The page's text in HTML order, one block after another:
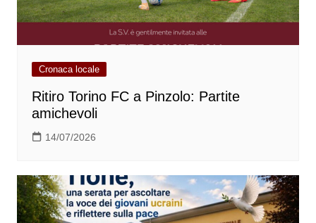
Cronaca locale
Ritiro Torino FC a Pinzolo: Partite
amichevoli
14/07/2026